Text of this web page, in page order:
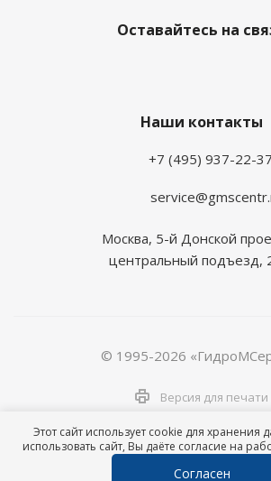
Оставайтесь на
Наши контакты
+7 (495) 937-22-37
Москва, 5-й Донской
центральный подъезд,
© 1995-2026
Версия для печати
Этот сайт использует cookie для хранения
использовать сайт, Вы даёте согласие на
Согласен